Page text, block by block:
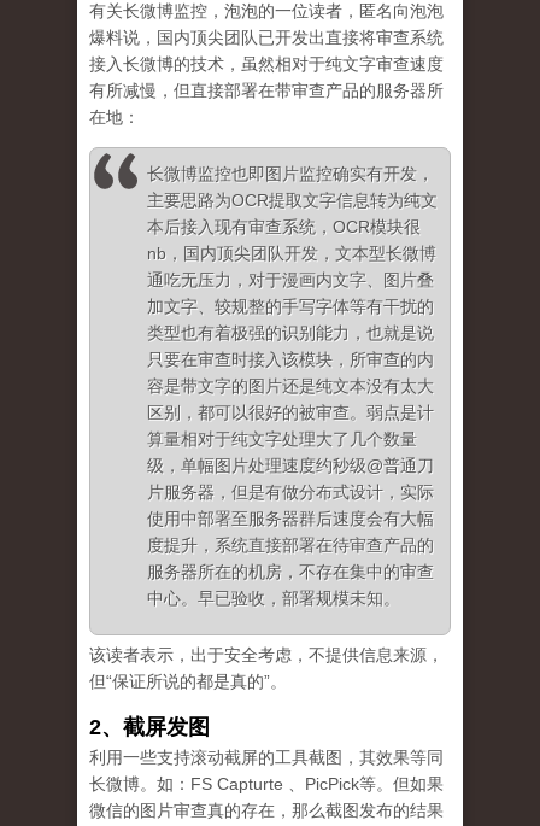
有关长微博监控，泡泡的一位读者，匿名向泡泡
爆料说，国内顶尖团队已开发出直接将审查系统
接入长微博的技术，虽然相对于纯文字审查速度
有所减慢，但直接部署在带审查产品的服务器所
在地：
长微博监控也即图片监控确实有开发，
主要思路为OCR提取文字信息转为纯文
本后接入现有审查系统，OCR模块很
nb，国内顶尖团队开发，文本型长微博
通吃无压力，对于漫画内文字、图片叠
加文字、较规整的手写字体等有干扰的
类型也有着极强的识别能力，也就是说
只要在审查时接入该模块，所审查的内
容是带文字的图片还是纯文本没有太大
区别，都可以很好的被审查。弱点是计
算量相对于纯文字处理大了几个数量
级，单幅图片处理速度约秒级@普通刀
片服务器，但是有做分布式设计，实际
使用中部署至服务器群后速度会有大幅
度提升，系统直接部署在待审查产品的
服务器所在的机房，不存在集中的审查
中心。早已验收，部署规模未知。
该读者表示，出于安全考虑，不提供信息来源，
但“保证所说的都是真的”。
2、截屏发图
利用一些支持滚动截屏的工具截图，其效果等同
长微博。如：FS Capturte 、PicPick等。但如果
微信的图片审查真的存在，那么截图发布的结果